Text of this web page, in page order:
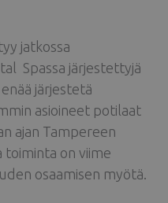
jatkossa
Spassa järjestettyjä
järjestetä
asioineet potilaat
ajan Tampereen
on viime
osaamisen myötä.